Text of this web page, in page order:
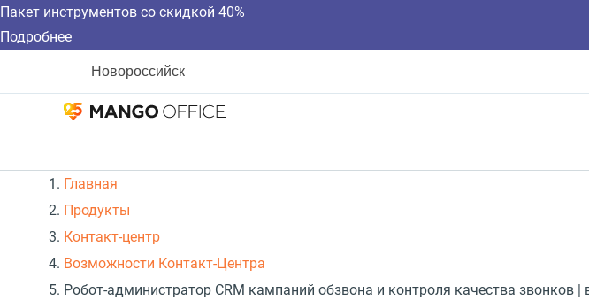
Пакет инструментов со скидкой 40%
Подробнее
Новороссийск
Главная
Продукты
Контакт-центр
Возможности Контакт-Центра
Робот-администратор CRM кампаний обзвона и контроля качества звонков |